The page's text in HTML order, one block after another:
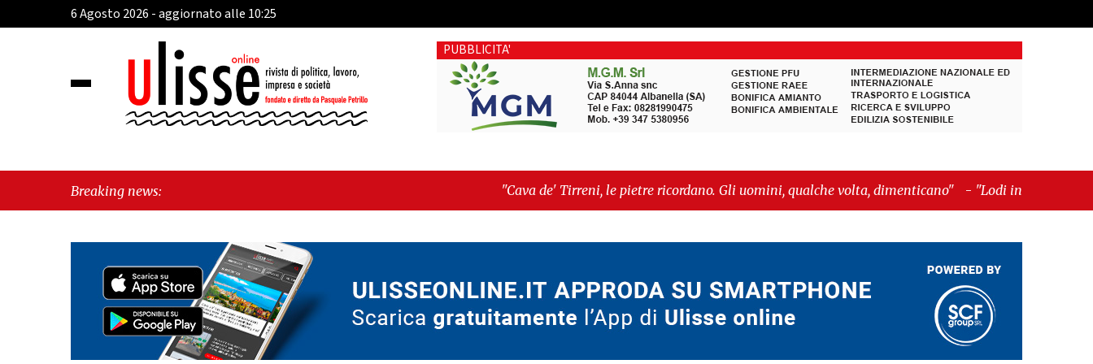
6 Agosto 2026 - aggiornato alle 10:25
PUBBLICITA'
Breaking news: "Cava de' Tirreni, le pietre ricordano. Gli uomini, qualche volta, dimenticano" - "Lodi in crescita alla
Maturità"